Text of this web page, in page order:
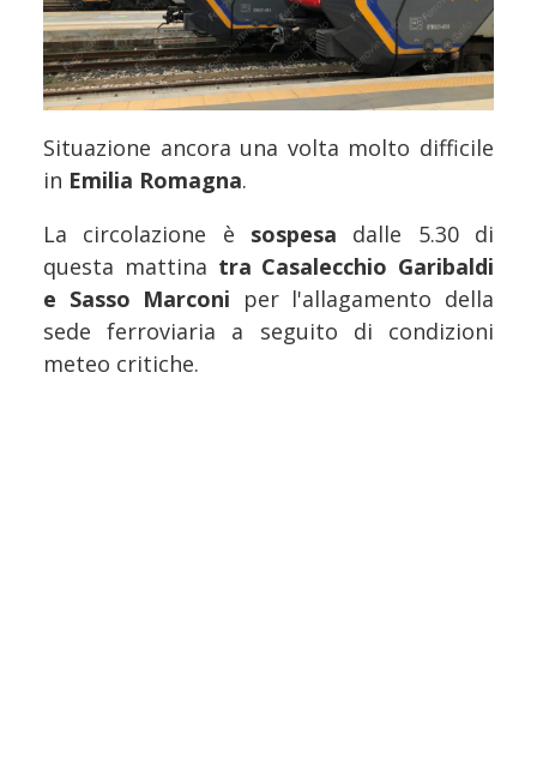
Situazione ancora una volta molto difficile
in Emilia Romagna.
La circolazione è sospesa dalle 5.30 di
questa mattina tra Casalecchio Garibaldi
e Sasso Marconi per l'allagamento della
sede ferroviaria a seguito di condizioni
meteo critiche.